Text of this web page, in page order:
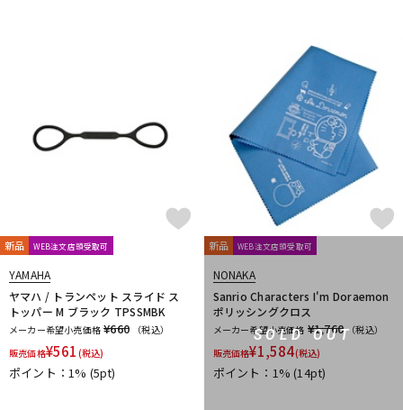
新品 WEB注文店頭受取可
YAMAHA
ヤマハ / トランペット スライド ス
トッパー M ブラック TPSSMBK
メーカー希望小売価格 ¥660
（税込）
販売価格¥561 (税込)
ポイント：1% (5pt)
SOLD OUT
新品 WEB注文店頭受取可
NONAKA
Sanrio Characters I'm Doraemon
ポリッシングクロス
メーカー希望小売価格 ¥1,760 （税込）
販売価格¥1,584(税込)
ポイント：1%(14pt)